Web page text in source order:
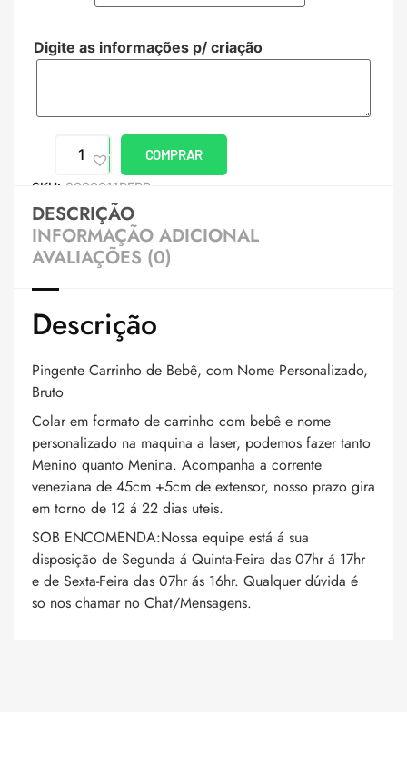
Digite as informações p/ criação
COMPRAR
SKU: 8000011PERB
DESCRIÇÃO
INFORMAÇÃO ADICIONAL
AVALIAÇÕES (0)
Descrição
Pingente Carrinho de Bebê, com Nome Personalizado,
Bruto
Colar em formato de carrinho com bebê e nome
personalizado na maquina a laser, podemos fazer tanto
Menino quanto Menina. Acompanha a corrente
veneziana de 45cm +5cm de extensor, nosso prazo gira
em torno de 12 á 22 dias uteis.
SOB ENCOMENDA:Nossa equipe está á sua
disposição de Segunda á Quinta-Feira das 07hr á 17hr
e de Sexta-Feira das 07hr ás 16hr. Qualquer dúvida é
so nos chamar no Chat/Mensagens.